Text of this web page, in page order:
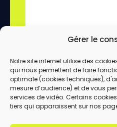
Gérer le
Notre site internet utilise des
qui nous permettent de faire
optimale (cookies techniques),
mesure d’audience) et de vous
services de vidéo. Certains
tiers qui apparaissent sur nos
En utilisant ce
stockage et le
par ce